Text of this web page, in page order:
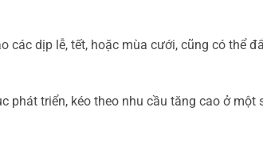
các dịp lễ, tết, hoặc mùa cưới, cũng có thể
phát triển, kéo theo nhu cầu tăng cao ở một